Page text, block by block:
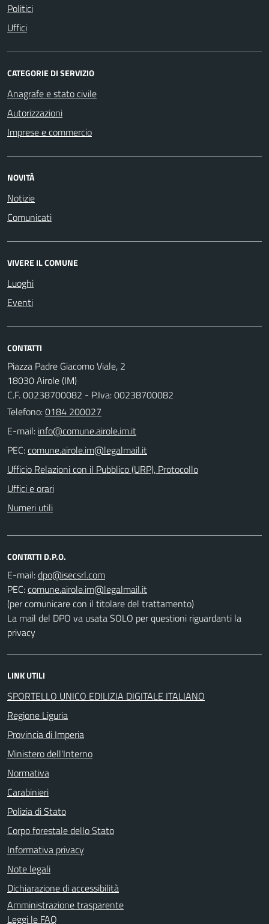
Politici
Uffici
CATEGORIE DI SERVIZIO
Anagrafe e stato civile
Autorizzazioni
Imprese e commercio
NOVITÀ
Notizie
Comunicati
VIVERE IL COMUNE
Luoghi
Eventi
CONTATTI
Piazza Padre Giacomo Viale, 2
18030 Airole (IM)
C.F. 00238700082 - P.Iva: 00238700082
Telefono:0184 200027
E-mail:
PEC:
Ufficio Relazioni con il Pubblico (URP), Protocollo
Uffici e orari
Numeri utili
CONTATTI D.P.O.
E-mail:
PEC:
(per comunicare con il titolare del trattamento)
La mail del DPO va usata SOLO per questioni riguardanti la
privacy
LINK UTILI
SPORTELLO UNICO EDILIZIA DIGITALE ITALIANO
Regione Liguria
Provincia di Imperia
Ministero dell'Interno
Normativa
Carabinieri
Polizia di Stato
Corpo forestale dello Stato
Informativa privacy
Note legali
Dichiarazione di accessibilità
Amministrazione trasparente
Leggi le FAQ